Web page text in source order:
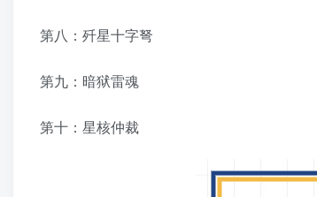
第八：歼星十字弩
第九：暗狱雷魂
第十：星核仲裁